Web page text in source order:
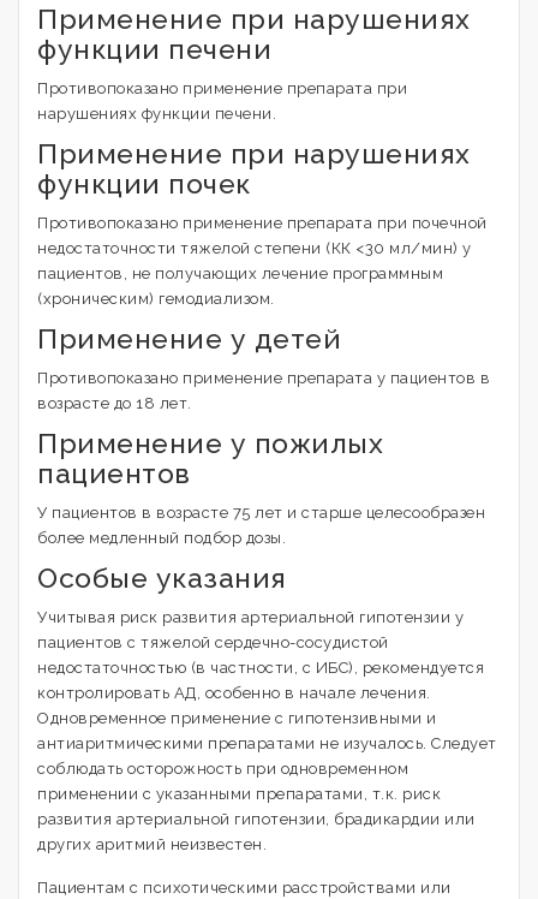
Применение при нарушениях
функции печени
Противопоказано применение препарата при
нарушениях функции печени.
Применение при нарушениях
функции почек
Противопоказано применение препарата при почечной
недостаточности тяжелой степени (КК <30 мл/мин) у
пациентов, не получающих лечение программным
(хроническим) гемодиализом.
Применение у детей
Противопоказано применение препарата у пациентов в
возрасте до 18 лет.
Применение у пожилых
пациентов
У пациентов в возрасте 75 лет и старше целесообразен
более медленный подбор дозы.
Особые указания
Учитывая риск развития артериальной гипотензии у
пациентов с тяжелой сердечно-сосудистой
недостаточностью (в частности, с ИБС), рекомендуется
контролировать АД, особенно в начале лечения.
Одновременное применение с гипотензивными и
антиаритмическими препаратами не изучалось. Следует
соблюдать осторожность при одновременном
применении с указанными препаратами, т.к. риск
развития артериальной гипотензии, брадикардии или
других аритмий неизвестен.
Пациентам с психотическими расстройствами или